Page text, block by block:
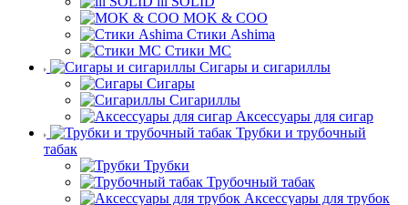
MOK & COO
Стики Ashima
Стики MC
Сигары и сигариллы
Сигары
Сигариллы
Аксессуары для сигар
Трубки и трубочный
табак
Трубки
Трубочный табак
Аксессуары для трубок